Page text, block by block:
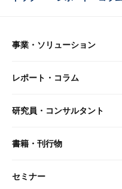
事業・ソリューション
事業・ソリューション ト
リサーチ
レポート・コラム
レポート・コラム トップ
最新のレポート・コラム
研究員・コンサルタント
研究員・コンサルタント
研究員
書籍・刊行物
書籍・刊行物 トップ
セミナー